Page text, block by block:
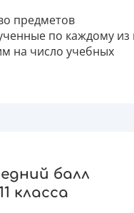
предметов
по каждому из
на число учебных
балл
класса